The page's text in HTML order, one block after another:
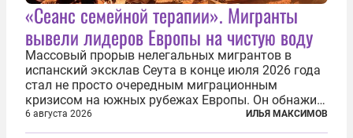
«Сеанс семейной терапии». Мигранты
вывели лидеров Европы на чистую воду
Массовый прорыв нелегальных мигрантов в
испанский эксклав Сеута в конце июля 2026 года
стал не просто очередным миграционным
кризисом на южных рубежах Европы. Он обнажил
фундаментальный раскол внутри Евросоюза,
продемонстрировав, что десятилетиями
6 августа 2026 ИЛЬЯ МАКСИМОВ